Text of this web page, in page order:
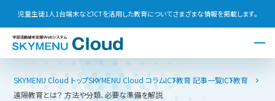
児童生徒1人1台端末などICTを活用した教育についてさまざまな情報を掲載します。
SKYMENU Cloud トップSKYMENU Cloud コラムICT教育 記事一覧ICT教育
遠隔教育とは？ 方法や分類、必要な準備を解説